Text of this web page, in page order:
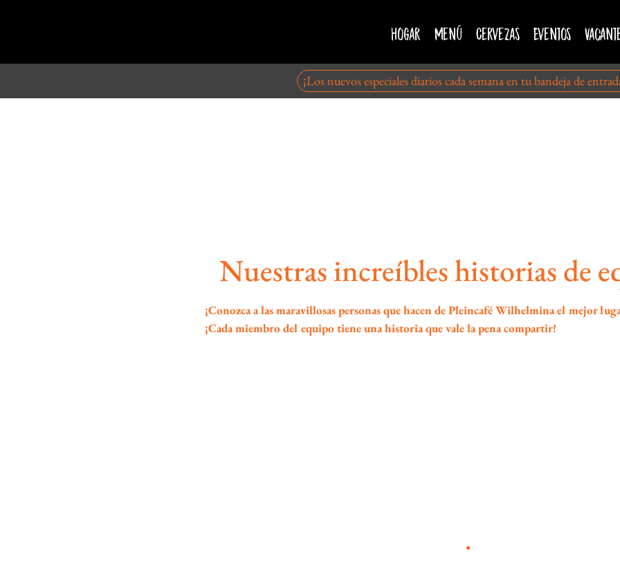
Hogar Menú Cervezas Eventos
¡Los nuevos especiales diarios cada semana en tu bandeja de
Nuestras increíbles historias de
¡Conozca a las maravillosas personas que hacen de Pleincafé Wilhelmina el mejor
¡Cada miembro del equipo tiene una historia que vale la pena compartir!